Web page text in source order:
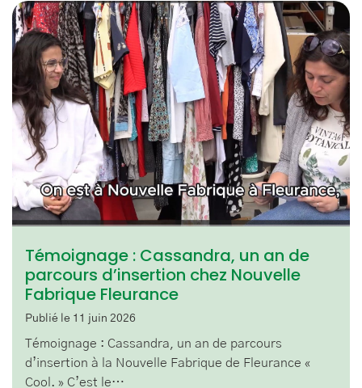
Témoignage : Cassandra, un an de
parcours d’insertion chez Nouvelle
Fabrique Fleurance
Publié le 11 juin 2026
Témoignage : Cassandra, un an de parcours
d’insertion à la Nouvelle Fabrique de Fleurance «
Cool. » C’est le…